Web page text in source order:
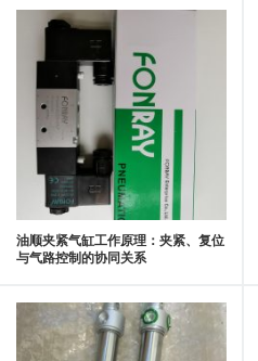
油顺夹紧气缸工作原理：夹紧、复位
与气路控制的协同关系